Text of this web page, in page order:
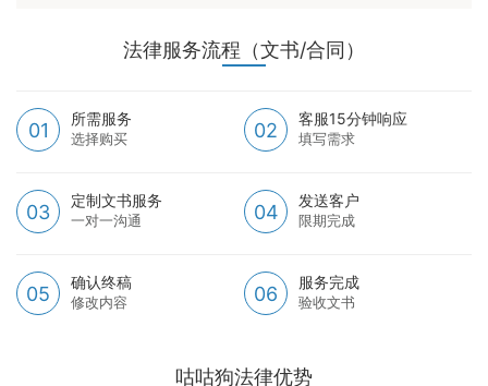
法律服务流程（文书/合同）
01
所需服务
选择购买 02
客服15分钟响应
填写需求
03
定制文书服务
一对一沟通 04
发送客户
限期完成
05
确认终稿
修改内容 06
服务完成
验收文书
咕咕狗法律优势